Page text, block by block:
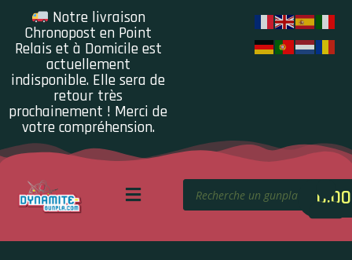
Notre livraison
Chronopost en Point
Relais et à Domicile est
actuellement
indisponible. Elle sera de
retour très
prochainement ! Merci de
votre compréhension.
0.00